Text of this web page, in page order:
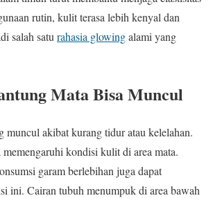
rutin, kulit terasa lebih kenyal dan
salah satu rahasia glowingalami yang
Mata Bisa Muncul
muncul akibat kurang tidur atau kelelahan.
kondisi kulit di area mata.
garam berlebihan juga dapat
ini. Cairan tubuh menumpuk di area bawah